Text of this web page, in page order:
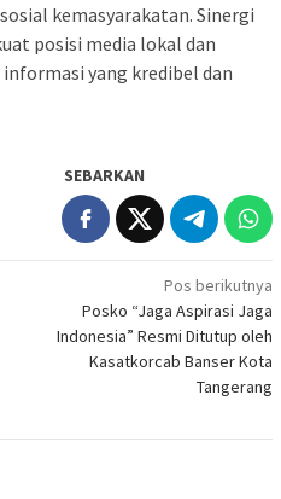
kemasyarakatan. Sinergi
posisi media lokal dan
yang kredibel dan
SEBARKAN
Pos berikutnya
Posko “Jaga Aspirasi Jaga
Indonesia” Resmi Ditutup oleh
Kasatkorcab Banser Kota
Tangerang